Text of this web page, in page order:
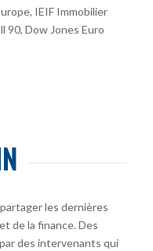
IEIF Immobilier
90, Dow Jones Euro
les dernières
de la finance. Des
des intervenants qui